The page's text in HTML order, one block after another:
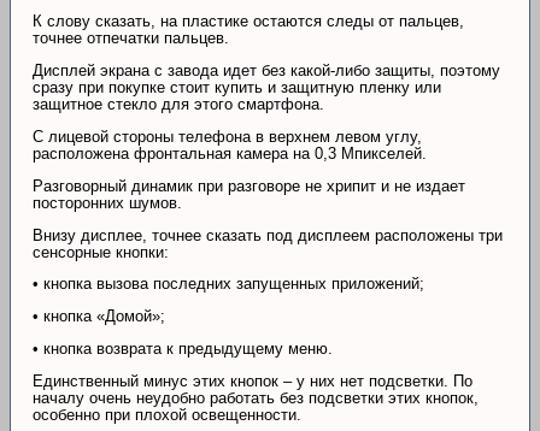
К слову сказать, на пластике остаются следы от пальцев,
точнее отпечатки пальцев.
Дисплей экрана с завода идет без какой-либо защиты, поэтому
сразу при покупке стоит купить и защитную пленку или
защитное стекло для этого смартфона.
С лицевой стороны телефона в верхнем левом углу,
расположена фронтальная камера на 0,3 Мпикселей.
Разговорный динамик при разговоре не хрипит и не издает
посторонних шумов.
Внизу дисплее, точнее сказать под дисплеем расположены три
сенсорные кнопки:
• кнопка вызова последних запущенных приложений;
• кнопка «Домой»;
• кнопка возврата к предыдущему меню.
Единственный минус этих кнопок – у них нет подсветки. По
началу очень неудобно работать без подсветки этих кнопок,
особенно при плохой освещенности.